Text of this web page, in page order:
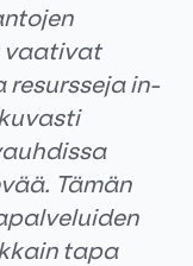
vaativat
in-
Tämän
tapa